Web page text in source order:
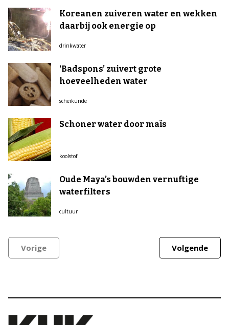
Koreanen zuiveren water en wekken
daarbij ook energie op
drinkwater
‘Badspons’ zuivert grote
hoeveelheden water
scheikunde
Schoner water door maïs
koolstof
Oude Maya’s bouwden vernuftige
waterfilters
cultuur
Vorige Volgende